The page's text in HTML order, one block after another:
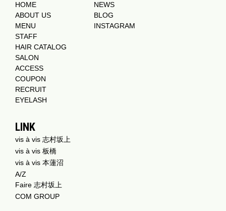
HOME
ABOUT US
MENU
STAFF
HAIR CATALOG
SALON
ACCESS
COUPON
RECRUIT
EYELASH
NEWS
BLOG
INSTAGRAM
LINK
vis à vis 志村坂上
vis à vis 板橋
vis à vis 本蓮沼
A/Z
Faire 志村坂上
COM GROUP